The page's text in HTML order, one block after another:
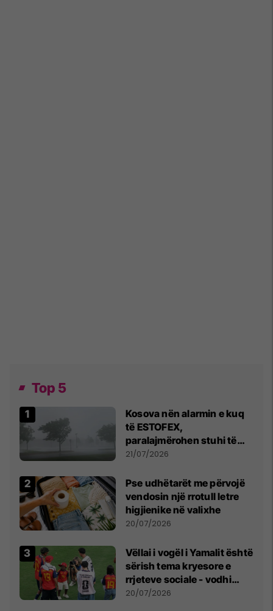
Top 5
Kosova nën alarmin e kuq
të ESTOFEX,
paralajmërohen stuhi të
fuqishme me breshër dhe
21/07/2026
Pse udhëtarët me përvojë
vendosin një rrotull letre
higjienike në valixhe
20/07/2026
Vëllai i vogël i Yamalit është
sërish tema kryesore e
rrjeteve sociale - vodhi
vëmendjen pas finales së
20/07/2026